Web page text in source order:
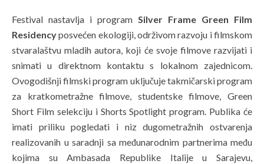
Festival nastavlja i program Silver Frame Green Film
Residencyposvećen ekologiji, održivom razvoju i filmskom
stvaralaštvu mladih autora, koji će svoje filmove razvijati i
snimati u direktnom kontaktu s lokalnom zajednicom.
Ovogodišnji filmski program uključuje takmičarski program
za kratkometražne filmove, studentske filmove, Green
Short Film selekciju i Shorts Spotlight program. Publika će
imati priliku pogledati i niz dugometražnih ostvarenja
realizovanih u saradnji sa međunarodnim partnerima među
kojima su Ambasada Republike Italije u Sarajevu,